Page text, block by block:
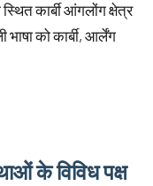
कार्बी आंगलोंग क्षेत्र
भाषा को कार्बी, आर्लेंग
के विविध पक्ष